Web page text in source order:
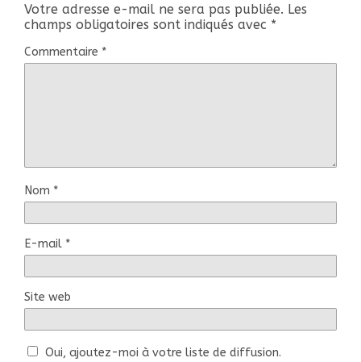
Votre adresse e-mail ne sera pas publiée. Les
champs obligatoires sont indiqués avec *
Commentaire *
Nom *
E-mail *
Site web
Oui, ajoutez-moi à votre liste de diffusion.